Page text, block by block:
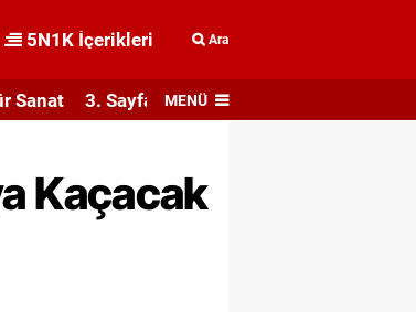
5N1K İçerikleri Ara
Sanat 3. Sayfa MENÜ
Kaçacak